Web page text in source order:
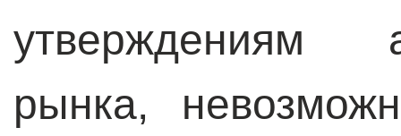
утверждениям
рынка,